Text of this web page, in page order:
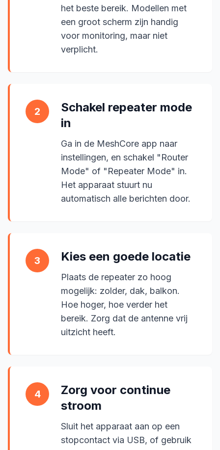
het beste bereik. Modellen met
een groot scherm zijn handig
voor monitoring, maar niet
verplicht.
2
Schakel repeater mode
in
Ga in de MeshCore app naar
instellingen, en schakel "Router
Mode" of "Repeater Mode" in.
Het apparaat stuurt nu
automatisch alle berichten door.
3 Kies een goede locatie
Plaats de repeater zo hoog
mogelijk: zolder, dak, balkon.
Hoe hoger, hoe verder het
bereik. Zorg dat de antenne vrij
uitzicht heeft.
4
Zorg voor continue
stroom
Sluit het apparaat aan op een
stopcontact via USB, of gebruik